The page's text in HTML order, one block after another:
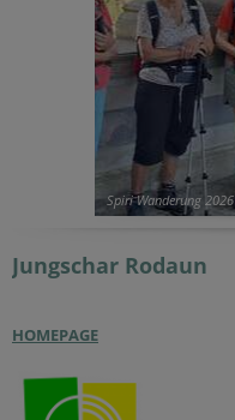
Spiri Wanderung 2026
Jungschar Rodaun
HOMEPAGE